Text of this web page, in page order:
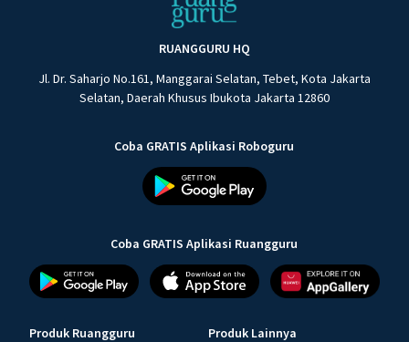
RUANGGURU HQ
Jl. Dr. Saharjo No.161, Manggarai Selatan, Tebet, Kota Jakarta
Selatan, Daerah Khusus Ibukota Jakarta 12860
Coba GRATIS Aplikasi Roboguru
Coba GRATIS Aplikasi Ruangguru
Produk Ruangguru Produk Lainnya